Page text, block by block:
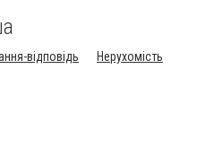
відповідь
Нерухомість